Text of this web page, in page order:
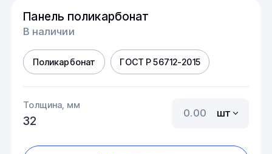
Панель поликарбонат
В наличии
Поликарбонат ГОСТ Р 56712-2015
Толщина, мм
32
шт